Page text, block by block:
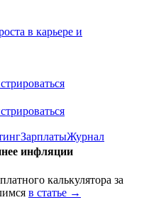
в карьере и
ЗарплатыЖурнал
инфляции
калькулятора за
в статье →